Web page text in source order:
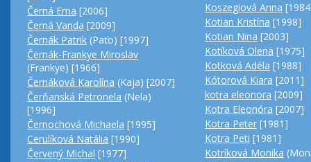
Černá Ema [2006]
Černá Vanda [2009]
Černák Patrik (Paťo) [1997]
Černák-Frankye Miroslav
(Frankye) [1966]
Černáková Karolína (Kaja) [2007]
Čerňanská Petronela (Nela)
[1996]
Černochová Michaela [1995]
Cerulíková Natália [1990]
Červený Michal [1977]
Koszegiová Anna
Kotian Kristína [1998]
Kotian Nina [2003]
Kotíková Olena [1975]
Kotková Adéla [1988]
Kótorová Kiara [2011]
kotra eleonora [2009]
Kotra Eleonóra [2007]
Kotra Peter [1981]
Kotra Peti [1981]
Kotríková Monika